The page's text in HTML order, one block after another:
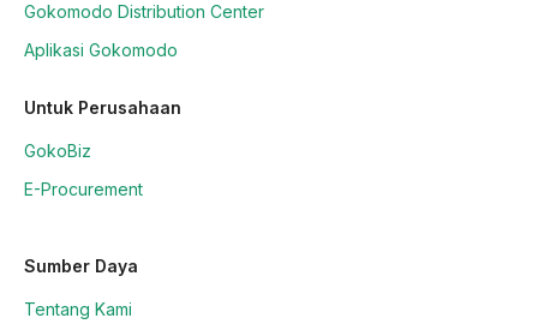
Gokomodo Distribution Center
Aplikasi Gokomodo
Untuk Perusahaan
GokoBiz
E-Procurement
Sumber Daya
Tentang Kami